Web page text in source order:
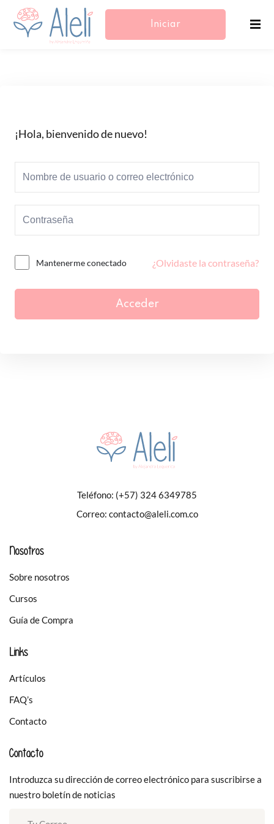
Iniciar
¡Hola, bienvenido de nuevo!
Mantenerme conectado ¿Olvidaste la contraseña?
Acceder
Teléfono: (+57) 324 6349785
Correo: contacto@aleli.com.co
Nosotros
Sobre nosotros
Cursos
Guía de Compra
Links
Artículos
FAQ’s
Contacto
Contacto
Introduzca su dirección de correo electrónico para suscribirse a
nuestro boletín de noticias